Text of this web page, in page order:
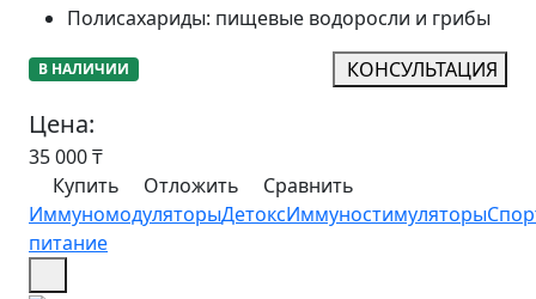
Полисахариды: пищевые водоросли и грибы
В НАЛИЧИИ КОНСУЛЬТАЦИЯ
Цена:
35 000₸
Купить
Отложить
Сравнить
ИммуномодуляторыДетоксИммуностимуляторы
питание